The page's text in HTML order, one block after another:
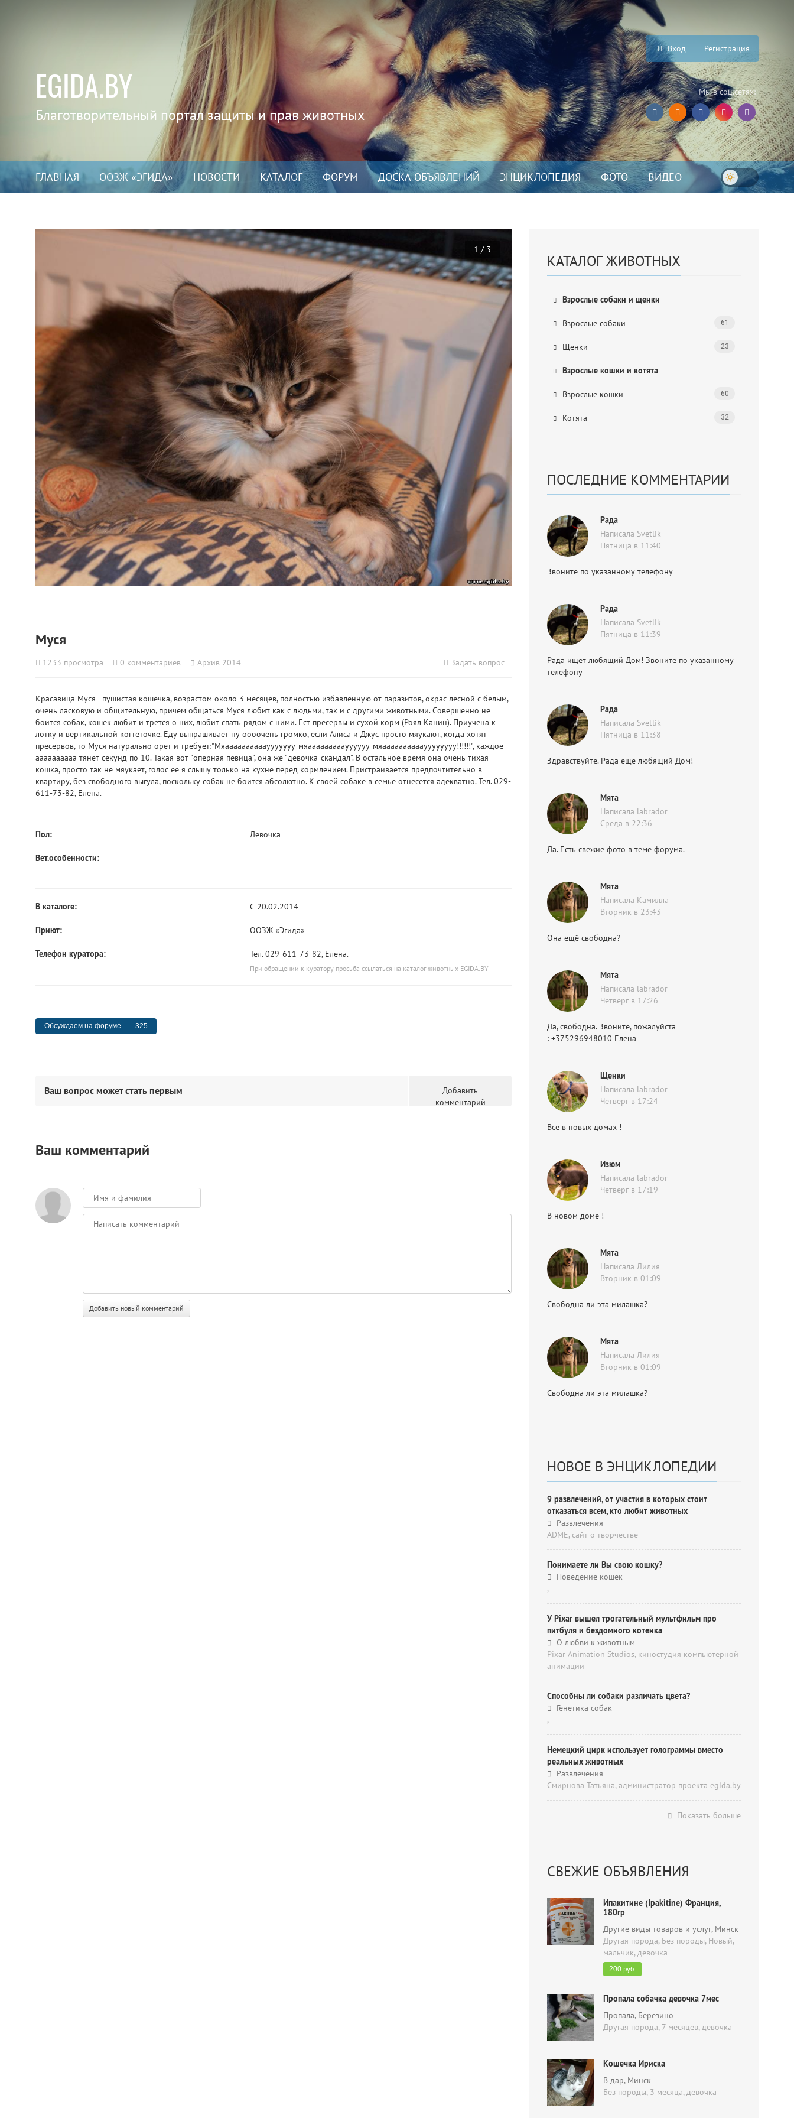
EGIDA.BY
Благотворительный портал защиты и прав животных
Вход Регистрация
Мы в соц.сетях:
ГЛАВНАЯ ООЗЖ «ЭГИДА» НОВОСТИ КАТАЛОГ ФОРУМ ДОСКА ОБЪЯВЛЕНИЙ ЭНЦИКЛОПЕДИЯ ФОТО ВИДЕО
1 / 3
Муся
1233 просмотра 0 комментариев Архив 2014 Задать вопрос
Красавица Муся - пушистая кошечка, возрастом около 3 месяцев, полностью избавленную от паразитов, окрас лесной с белым,
очень ласковую и общительную, причем общаться Муся любит как с людьми, так и с другими животными. Совершенно не
боится собак, кошек любит и трется о них, любит спать рядом с ними. Ест пресервы и сухой корм (Роял Канин). Приучена к
лотку и вертикальной когтеточке. Еду выпрашивает ну оооочень громко, если Алиса и Джус просто мяукают, когда хотят
пресервов, то Муся натурально орет и требует:"Мяааааааааааууууууу-мяааааааааауууууу-мяаааааааааауууууууу!!!!!!", каждое
аааааааааа тянет секунд по 10. Такая вот "оперная певица", она же "девочка-скандал". В остальное время она очень тихая
кошка, просто так не мяукает, голос ее я слышу только на кухне перед кормлением. Пристраивается предпочтительно в
квартиру, без свободного выгула, поскольку собак не боится абсолютно. К своей собаке в семье отнесется адекватно. Тел. 029-
611-73-82, Елена.
Пол: Девочка
Вет.особенности:
В каталоге: С 20.02.2014
Приют: ООЗЖ «Эгида»
Телефон куратора: Тел. 029-611-73-82, Елена.
При обращении к куратору просьба ссылаться на каталог животных EGIDA.BY
Обсуждаем на форуме 325
Добавить
комментарий
Ваш вопрос может стать первым
Ваш комментарий
КАТАЛОГ ЖИВОТНЫХ
Взрослые собаки и щенки
Взрослые собаки 61
Щенки 23
Взрослые кошки и котята
Взрослые кошки 60
Котята 32
ПОСЛЕДНИЕ КОММЕНТАРИИ
Рада
Написала Svetlik
Пятница в 11:40
Звоните по указанному телефону
Рада
Написала Svetlik
Пятница в 11:39
Рада ищет любящий Дом! Звоните по указанному
телефону
Рада
Написала Svetlik
Пятница в 11:38
Здравствуйте. Рада еще любящий Дом!
Мята
Написала labrador
Среда в 22:36
Да. Есть свежие фото в теме форума.
Мята
Написала Камилла
Вторник в 23:43
Она ещё свободна?
Мята
Написала labrador
Четверг в 17:26
Да, свободна. Звоните, пожалуйста
: +375296948010 Елена
Щенки
Написала labrador
Четверг в 17:24
Все в новых домах !
Изюм
Написала labrador
Четверг в 17:19
В новом доме !
Мята
Написала Лилия
Вторник в 01:09
Свободна ли эта милашка?
Мята
Написала Лилия
Вторник в 01:09
Свободна ли эта милашка?
НОВОЕ В ЭНЦИКЛОПЕДИИ
9 развлечений, от участия в которых стоит
отказаться всем, кто любит животных
Развлечения
ADME, cайт о творчестве
Понимаете ли Вы свою кошку?
Поведение кошек
,
У Pixar вышел трогательный мультфильм про
питбуля и бездомного котенка
О любви к животным
Pixar Animation Studios, киностудия компьютерной
анимации
Способны ли собаки различать цвета?
Генетика собак
,
Немецкий цирк использует голограммы вместо
реальных животных
Развлечения
Смирнова Татьяна, администратор проекта egida.by
Показать больше
СВЕЖИЕ ОБЪЯВЛЕНИЯ
Ипакитине (Ipakitine) Франция,
180гр
Другие виды товаров и услуг, Минск
Другая порода, Без породы, Новый,
мальчик, девочка
200 руб.
Пропала собачка девочка 7мес
Пропала, Березино
Другая порода, 7 месяцев,девочка
Кошечка Ириска
В дар, Минск
Без породы, 3 месяца,девочка